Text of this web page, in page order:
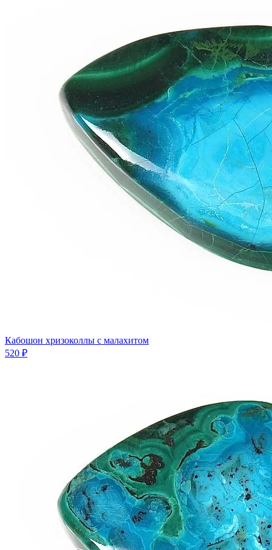
Кабошон хризоколлы с малахитом
520 ₽